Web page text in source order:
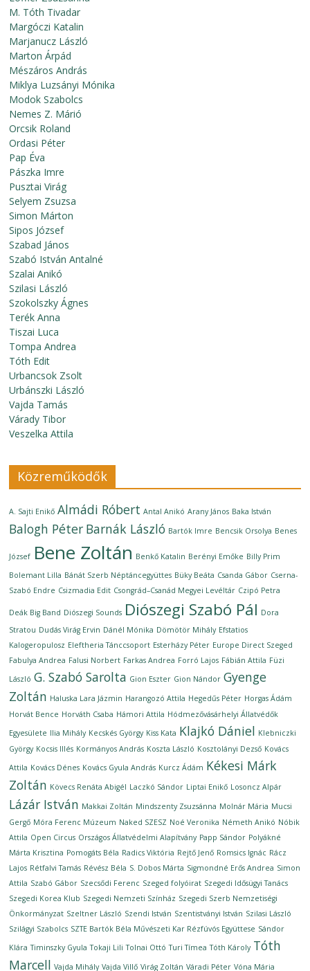
M. Tóth Tivadar
Margóczi Katalin
Marjanucz László
Marton Árpád
Mészáros András
Miklya Luzsányi Mónika
Modok Szabolcs
Nemes Z. Márió
Orcsik Roland
Ordasi Péter
Pap Éva
Pászka Imre
Pusztai Virág
Selyem Zsuzsa
Simon Márton
Sipos József
Szabad János
Szabó István Antalné
Szalai Anikó
Szilasi László
Szokolszky Ágnes
Terék Anna
Tiszai Luca
Tompa Andrea
Tóth Edit
Urbancsok Zsolt
Urbánszki László
Vajda Tamás
Várady Tibor
Veszelka Attila
Közreműködők
A. Sajti Enikő Almádi Róbert Antal Anikó Arany János Baka István
Balogh Péter Barnák László Bartók Imre Bencsik Orsolya Benes
József Bene Zoltán Benkő Katalin Berényi Emőke Billy Prim
Bolemant Lilla Bánát Szerb Néptáncegyüttes Büky Beáta Csanda Gábor Cserna-
Szabó Endre Csizmadia Edit Csongrád–Csanád Megyei Levéltár Czipó Petra
Deák Big Band Diószegi Sounds Diószegi Szabó Pál Dora
Stratou Dudás Virág Ervin Dánél Mónika Dömötör Mihály Efstatios
Kalogeropulosz Eleftheria Tánccsoport Esterházy Péter Europe Direct Szeged
Fabulya Andrea Falusi Norbert Farkas Andrea Forró Lajos Fábián Attila Füzi
László G. Szabó Sarolta Gion Eszter Gion Nándor Gyenge
Zoltán Haluska Lara Jázmin Harangozó Attila Hegedűs Péter Horgas Ádám
Horvát Bence Horváth Csaba Hámori Attila Hódmezővásárhelyi Állatvédők
Egyesülete Ilia Mihály Kecskés György Kiss Kata Klajkó Dániel Klebniczki
György Kocsis Illés Kormányos András Koszta László Kosztolányi Dezső Kovács
Attila Kovács Dénes Kovács Gyula András Kurcz Ádám Kékesi Márk
Zoltán Kövecs Renáta Abigél Laczkó Sándor Liptai Enikő Losoncz Alpár
Lázár István Makkai Zoltán Mindszenty Zsuzsánna Molnár Mária Mucsi
Gergő Móra Ferenc Múzeum Naked SZESZ Noé Veronika Németh Anikó Nóbik
Attila Open Circus Országos Állatvédelmi Alapítvány Papp Sándor Polyákné
Márta Krisztina Pomogáts Béla Radics Viktória Rejtő Jenő Romsics Ignác Rácz
Lajos Rétfalvi Tamás Révész Béla S. Dobos Márta Sigmondné Erős Andrea Simon
Attila Szabó Gábor Szecsődi Ferenc Szeged folyóirat Szegedi Idősügyi Tanács
Szegedi Korea Klub Szegedi Nemzeti Színház Szegedi Szerb Nemzetiségi
Önkormányzat Szeltner László Szendi István Szentistványi István Szilasi László
Szilágyi Szabolcs SZTE Bartók Béla Művészeti Kar Rézfúvós Együttese Sándor
Klára Timinszky Gyula Tokaji Lili Tolnai Ottó Turi Tímea Tóth Károly Tóth
Marcell Vajda Mihály Vajda Villő Virág Zoltán Váradi Péter Vóna Mária